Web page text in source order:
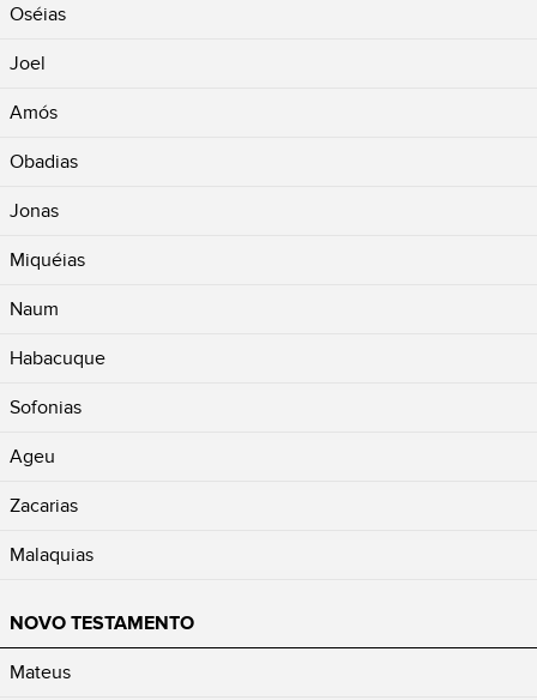
Oséias
Joel
Amós
Obadias
Jonas
Miquéias
Naum
Habacuque
Sofonias
Ageu
Zacarias
Malaquias
NOVO TESTAMENTO
Mateus